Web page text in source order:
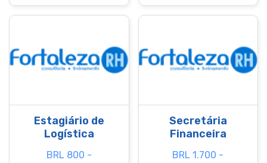
Estagiário de
Logística
BRL 800 -
Secretária
Financeira
BRL 1.700 -